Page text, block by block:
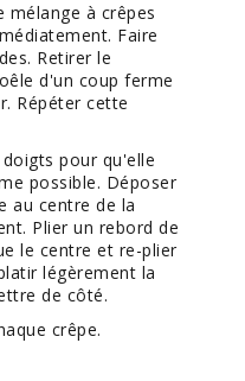
mélange à crêpes
Faire
Retirer le
d'un coup ferme
Répéter cette
pour qu'elle
possible. Déposer
au centre de la
Plier un rebord de
le centre et re-plier
légèrement la
de côté.
crêpe.